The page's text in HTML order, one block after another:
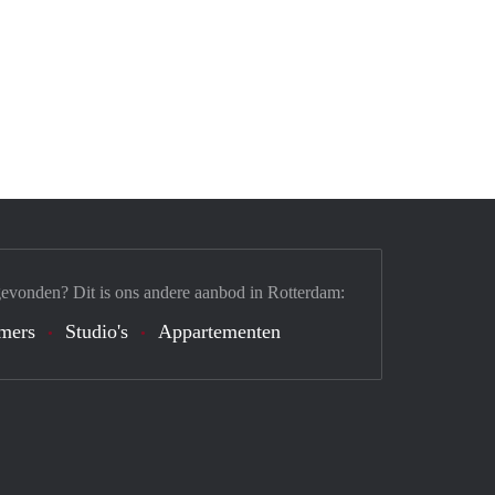
Dit is ons andere aanbod in Rotterdam:
Studio's Appartementen